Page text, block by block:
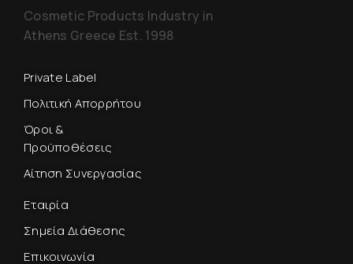
Cosmetic Products Industry in
Athens Greece Est. 1998
Private Label
Πολιτική Απορρήτου
Όροι &
Προϋποθέσεις
Αίτηση Συνεργασίας
Εταιρία
Σημεία Διάθεσης
Επικοινωνία